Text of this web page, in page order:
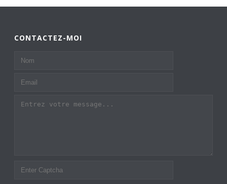
CONTACTEZ-MOI